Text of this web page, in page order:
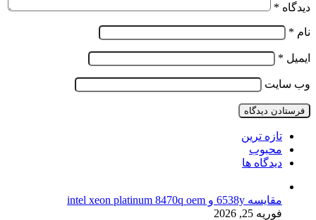
دیدگاه *
نام *
ایمیل *
وب‌ سایت
تازه ترین
محبوب
دیدگاه ها
مقایسه 6538y و intel xeon platinum 8470q oem
فوریه 25, 2026